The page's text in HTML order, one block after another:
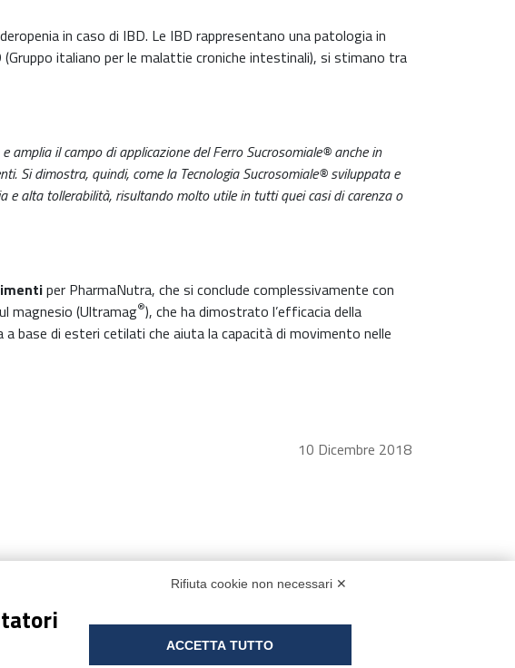
in caso di IBD. Le IBD rappresentano una patologia in
italiano per le malattie croniche intestinali), si stimano tra
amplia il campo di applicazione del Ferro Sucrosomiale® anche in
Si dimostra, quindi, come la Tecnologia Sucrosomiale® sviluppata e
e alta tollerabilità, risultando molto utile in tutti quei casi di carenza o
per PharmaNutra, che si conclude complessivamente con
magnesio (Ultramag®), che ha dimostrato l’efficacia della
a base di esteri cetilati che aiuta la capacità di movimento nelle
10 Dicembre 2018
Rifiuta cookie non necessari ✕
ACCETTA TUTTO